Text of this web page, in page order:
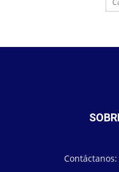
Contáctanos: